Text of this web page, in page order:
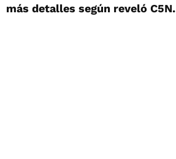
más detalles según reveló C5N.